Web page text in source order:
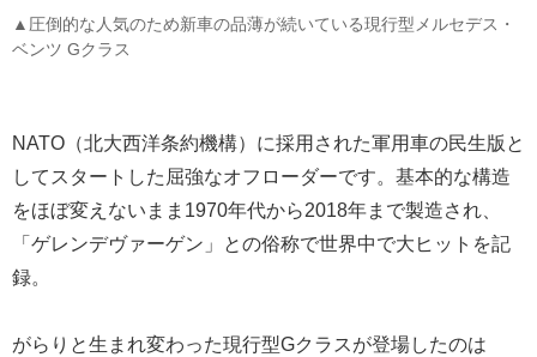
▲圧倒的な人気のため新車の品薄が続いている現行型メルセデス・
ベンツ Gクラス
NATO（北大西洋条約機構）に採用された軍用車の民生版と
してスタートした屈強なオフローダーです。基本的な構造
をほぼ変えないまま1970年代から2018年まで製造され、
「ゲレンデヴァーゲン」との俗称で世界中で大ヒットを記
録。
がらりと生まれ変わった現行型Gクラスが登場したのは